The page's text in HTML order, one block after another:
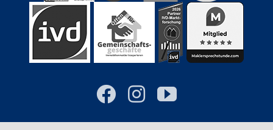
Facebook
Instagram
YouTube